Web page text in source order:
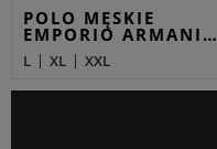
POLO MĘSKIE
EMPORIO ARMANI…
L XL XXL